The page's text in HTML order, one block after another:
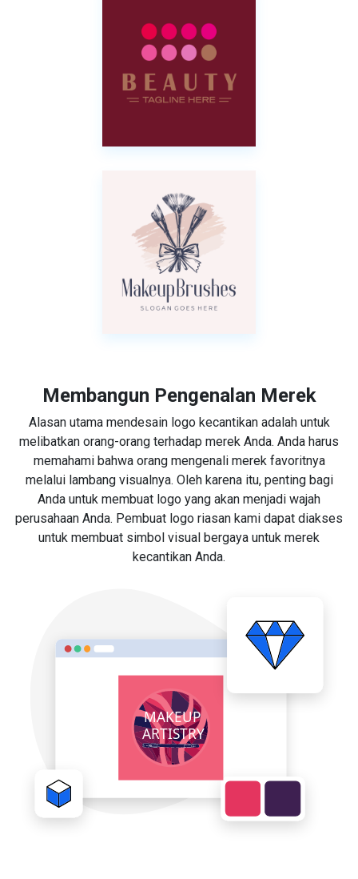
Membangun Pengenalan Merek
Alasan utama mendesain logo kecantikan adalah untuk
melibatkan orang-orang terhadap merek Anda. Anda harus
memahami bahwa orang mengenali merek favoritnya
melalui lambang visualnya. Oleh karena itu, penting bagi
Anda untuk membuat logo yang akan menjadi wajah
perusahaan Anda. Pembuat logo riasan kami dapat diakses
untuk membuat simbol visual bergaya untuk merek
kecantikan Anda.